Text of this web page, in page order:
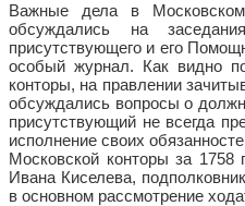
Важные дела в
обсуждались на
присутствующего и его
особый журнал. Как видно
конторы, на правлении
обсуждались вопросы о
присутствующий не всегда
исполнение своих
Московской конторы за 1758
Ивана Киселева,
в основном рассмотрение